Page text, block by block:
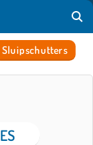
Sluipschutters